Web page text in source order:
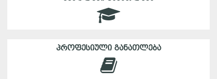
ᲞᲠᲝᲤᲔᲡᲘᲣᲚᲘ ᲒᲐᲜᲐᲗᲚᲔᲑᲐ